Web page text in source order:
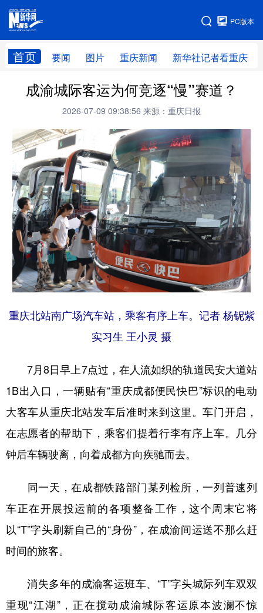
PC版本
首页 要闻 图片 重庆新闻 新华社记者看重庆
网站地图
成渝城际客运为何竞逐“慢”赛道？
2026-07-09 09:38:56 来源：重庆日报
重庆北站南广场汽车站，乘客有序上车。记者 杨铌紫
实习生 王小灵 摄
7月8日早上7点过，在人流如织的轨道民安大道站
1B出入口，一辆贴有“重庆成都便民快巴”标识的电动
大客车从重庆北站发车后准时来到这里。车门开启，
在志愿者的帮助下，乘客们提着行李有序上车。几分
钟后车辆驶离，向着成都方向疾驰而去。
同一天，在成都铁路部门某列检所，一列普速列
车正在开展投运前的各项整备工作，这个周末它将
以“T”字头刷新自己的“身份”，在成渝间运送不那么赶
时间的旅客。
消失多年的成渝客运班车、“T”字头城际列车双双
重现“江湖”，正在搅动成渝城际客运原本波澜不惊